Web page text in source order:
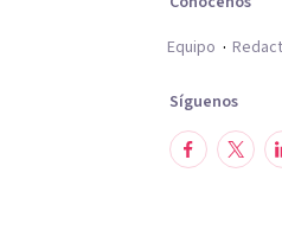
Equipo
Síguenos